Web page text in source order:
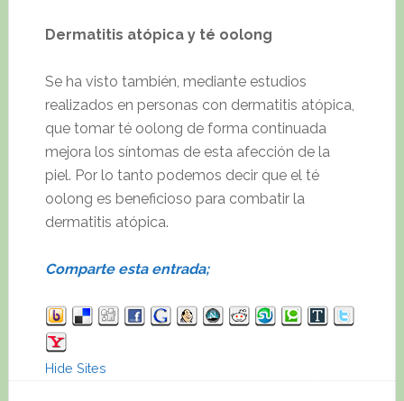
Dermatitis atópica y té oolong
Se ha visto también, mediante estudios
realizados en personas con dermatitis atópica,
que tomar té oolong de forma continuada
mejora los síntomas de esta afección de la
piel. Por lo tanto podemos decir que el té
oolong es beneficioso para combatir la
dermatitis atópica.
Comparte esta entrada;
Hide Sites